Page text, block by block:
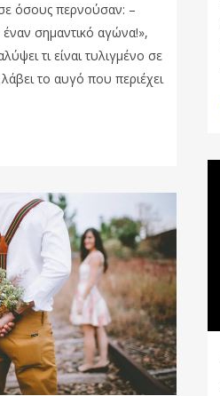
όσους περνούσαν: –
σημαντικό αγώνα!»,
τι είναι τυλιγμένο σε
το αυγό που περιέχει